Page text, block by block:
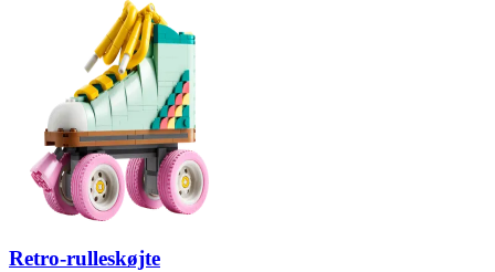
Retro-rulleskøjte